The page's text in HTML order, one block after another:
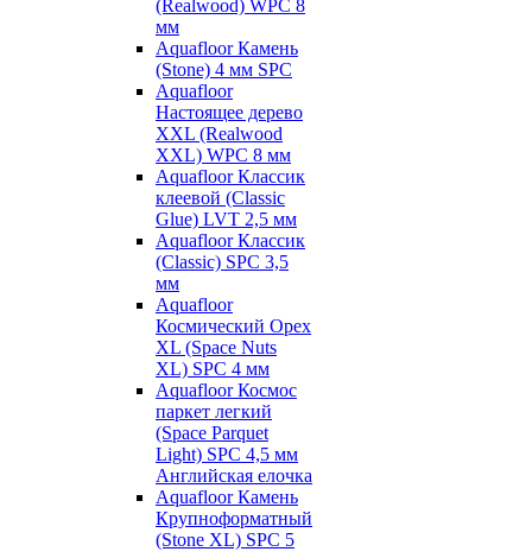
(Realwood) WPC 8
мм
Aquafloor Камень
(Stone) 4 мм SPC
Aquafloor
Настоящее дерево
XXL (Realwood
XXL) WPC 8 мм
Aquafloor Классик
клеевой (Classic
Glue) LVT 2,5 мм
Aquafloor Классик
(Classic) SPC 3,5
мм
Aquafloor
Космический Орех
XL (Space Nuts
XL) SPC 4 мм
Aquafloor Космос
паркет легкий
(Space Parquet
Light) SPC 4,5 мм
Английская елочка
Aquafloor Камень
Крупноформатный
(Stone XL) SPC 5